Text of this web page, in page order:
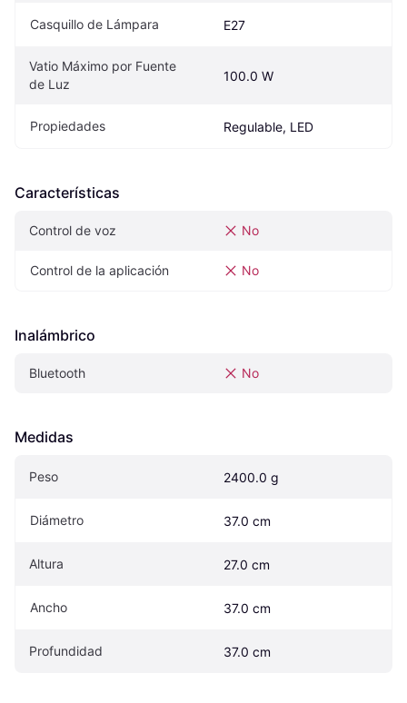
Casquillo de Lámpara E27
Vatio Máximo por Fuente
de Luz
100.0 W
Propiedades Regulable, LED
Características
Control de voz No
Control de la aplicación No
Inalámbrico
Bluetooth No
Medidas
Peso 2400.0 g
Diámetro 37.0 cm
Altura 27.0 cm
Ancho 37.0 cm
Profundidad 37.0 cm